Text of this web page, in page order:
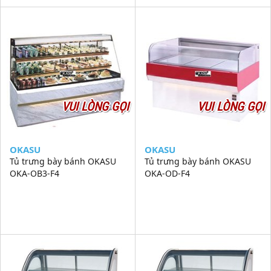
VUI LÒNG GỌI
OKASU
Tủ trưng bày bánh OKASU
OKA-OB3-F4
VUI LÒNG GỌI
OKASU
Tủ trưng bày bánh OKASU
OKA-OD-F4